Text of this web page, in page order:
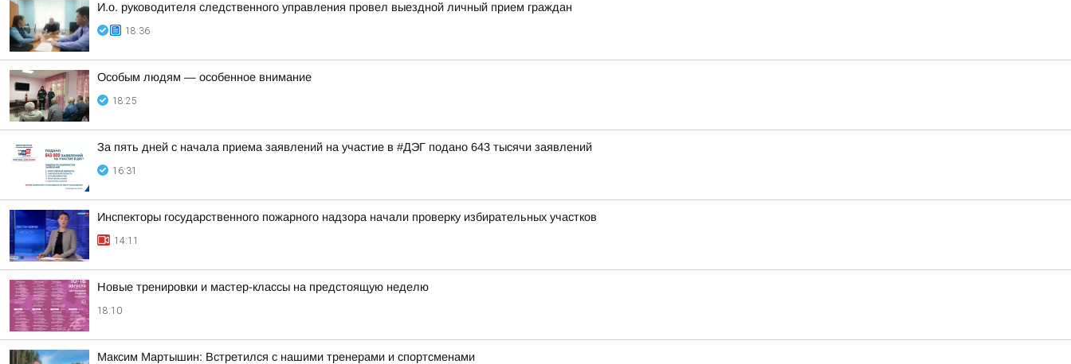
И.о. руководителя следственного управления провел выездной личный прием граждан
18:36
Особым людям — особенное внимание
18:25
За пять дней с начала приема заявлений на участие в #ДЭГ подано 643 тысячи заявлений
16:31
Инспекторы государственного пожарного надзора начали проверку избирательных участков
14:11
Новые тренировки и мастер-классы на предстоящую неделю
18:10
Максим Мартышин: Встретился с нашими тренерами и спортсменами